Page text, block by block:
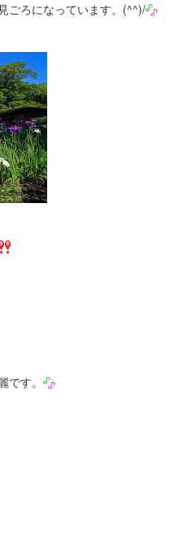
ごろになっています。(^^)/
す。